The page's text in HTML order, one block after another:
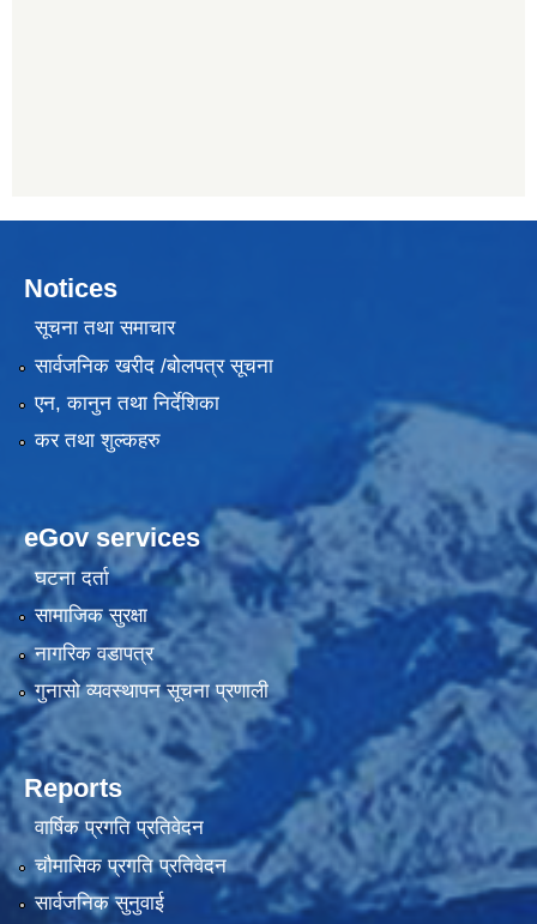
Notices
सूचना तथा समाचार
सार्वजनिक खरीद /बोलपत्र सूचना
एन, कानुन तथा निर्देशिका
कर तथा शुल्कहरु
eGov services
घटना दर्ता
सामाजिक सुरक्षा
नागरिक वडापत्र
गुनासो व्यवस्थापन सूचना प्रणाली
Reports
वार्षिक प्रगति प्रतिवेदन
चौमासिक प्रगति प्रतिवेदन
सार्वजनिक सुनुवाई